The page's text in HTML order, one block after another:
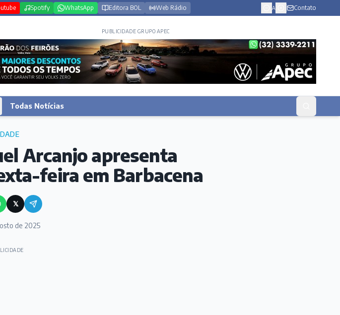
Spotify WhatsApp Editora BOL Web Rádio A Contato
PUBLICIDADE GRUPO APEC
Todas Notícias
Arcanjo apresenta
feira em Barbacena
𝕏
de 2025